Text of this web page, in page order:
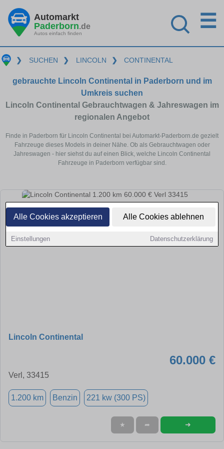
Alle Cookies akzeptieren Alle Cookies ablehnen
Einstellungen Datenschutzerklärung
Automarkt
Paderborn.de
Autos einfach finden
☰
❯ SUCHEN ❯ LINCOLN ❯ CONTINENTAL
gebrauchte Lincoln Continental in Paderborn und im
Umkreis suchen
Lincoln Continental Gebrauchtwagen & Jahreswagen im
regionalen Angebot
Finde in Paderborn für Lincoln Continental bei Automarkt-Paderborn.de gezielt
Fahrzeuge dieses Models in deiner Nähe. Ob als Gebrauchtwagen oder
Jahreswagen - hier siehst du auf einen Blick, welche Lincoln Continental
Fahrzeuge in Paderborn verfügbar sind.
Lincoln Continental
60.000 €
Verl, 33415
1.200 km Benzin 221 kw (300 PS)
★ ➦ ➜